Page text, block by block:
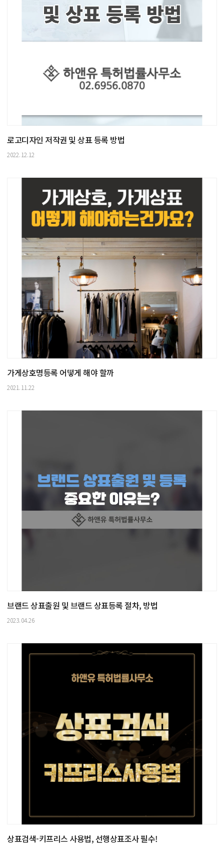
로고디자인 저작권 및 상표 등록 방법
2022.12.12
가게상호명등록 어떻게 해야 할까
2021.11.22
브랜드 상표출원 및 브랜드 상표등록 절차, 방법
2023.04.26
상표검색-키프리스 사용법, 선행상표조사 필수!